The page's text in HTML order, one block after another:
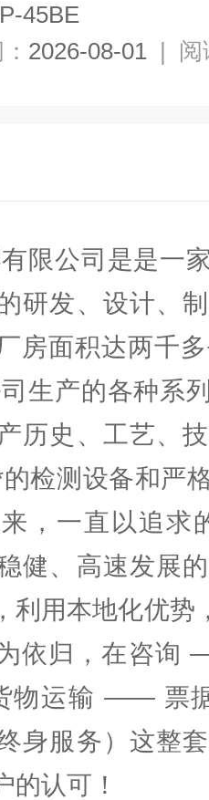
45BE
2026-08-01 | 阅
限公司是是一
研发、设计、
房面积达两千
生产的各种系
历史、工艺、
检测设备和严
，一直以追求
健、高速发展
利用本地化优势
依归，在咨
物运输 —— 票
身服务）这整
的认可！